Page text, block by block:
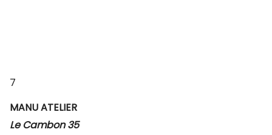
7
MANU ATELIER
Le Cambon 35